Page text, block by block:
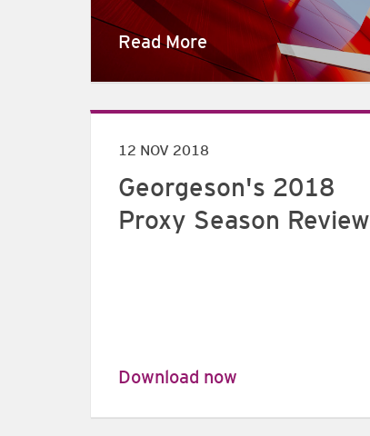
Read More
12 NOV 2018
Georgeson's 2018
Proxy Season Review
Download now